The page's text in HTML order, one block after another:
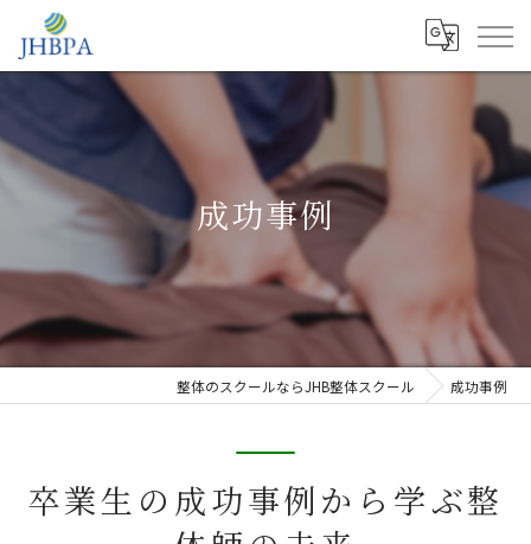
成功事例
整体のスクールならJHB整体スクール 成功事例
卒業生の成功事例から学ぶ整